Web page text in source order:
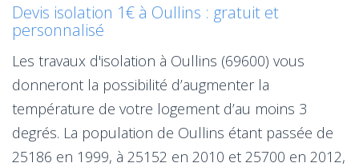
Devis isolation 1€ à Oullins : gratuit et
personnalisé
Les travaux d'isolation à Oullins (69600) vous
donneront la possibilité d’augmenter la
température de votre logement d’au moins 3
degrés. La population de Oullins étant passée de
25186 en 1999, à 25152 en 2010 et 25700 en 2012,